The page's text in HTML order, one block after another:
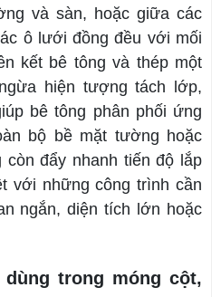
và sàn, hoặc giữa các
ô lưới đồng đều với mối
kết bê tông và thép một
hiện tượng tách lớp,
bê tông phân phối ứng
bộ bề mặt tường hoặc
đẩy nhanh tiến độ lắp
với những công trình cần
ngắn, diện tích lớn hoặc
trong móng cột,